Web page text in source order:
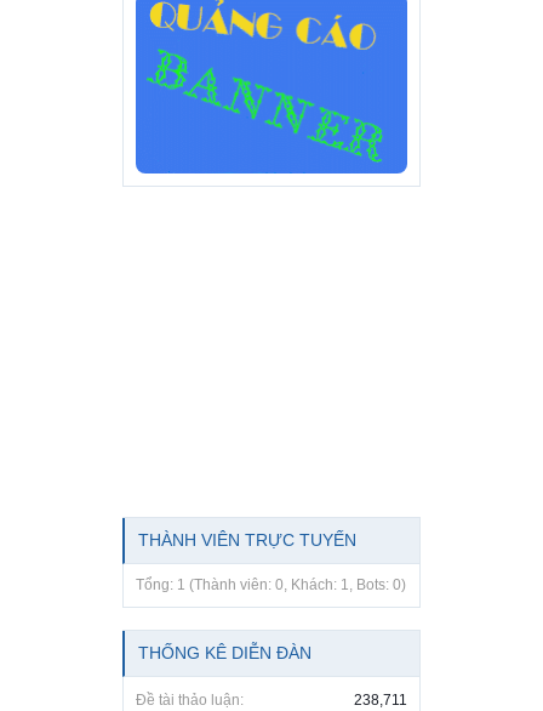
THÀNH VIÊN TRỰC TUYẾN
Tổng: 1 (Thành viên: 0, Khách: 1, Bots: 0)
THỐNG KÊ DIỄN ĐÀN
Đề tài thảo luận:
238,711